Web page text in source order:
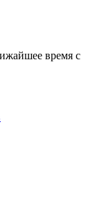
время с